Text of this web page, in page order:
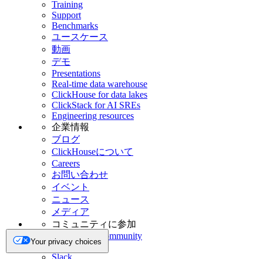
Training
Support
Benchmarks
ユースケース
動画
デモ
Presentations
Real-time data warehouse
ClickHouse for data lakes
ClickStack for AI SREs
Engineering resources
企業情報
ブログ
ClickHouseについて
Careers
お問い合わせ
イベント
ニュース
メディア
コミュニティに参加
ClickHouse Community
GitHub
Slack
Your privacy choices